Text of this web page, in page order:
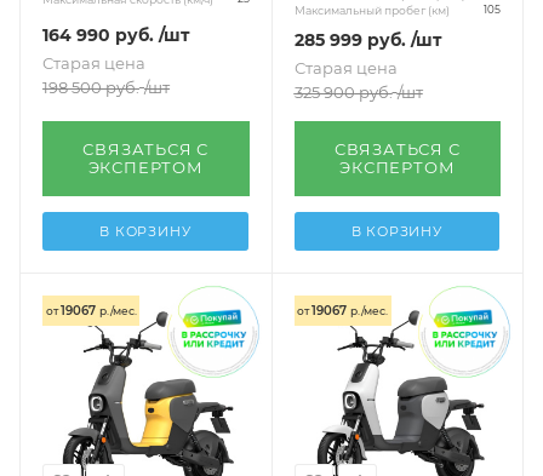
164 990 руб. /шт
Старая цена
198 500руб. /шт
СВЯЗАТЬСЯ С
ЭКСПЕРТОМ
В КОРЗИНУ
Максимальный пробег (км)
105
285 999руб. /шт
Старая цена
325 900руб. /шт
СВЯЗАТЬСЯ С
ЭКСПЕРТОМ
В КОРЗИНУ
от19067 р./мес. от19067 р./мес.